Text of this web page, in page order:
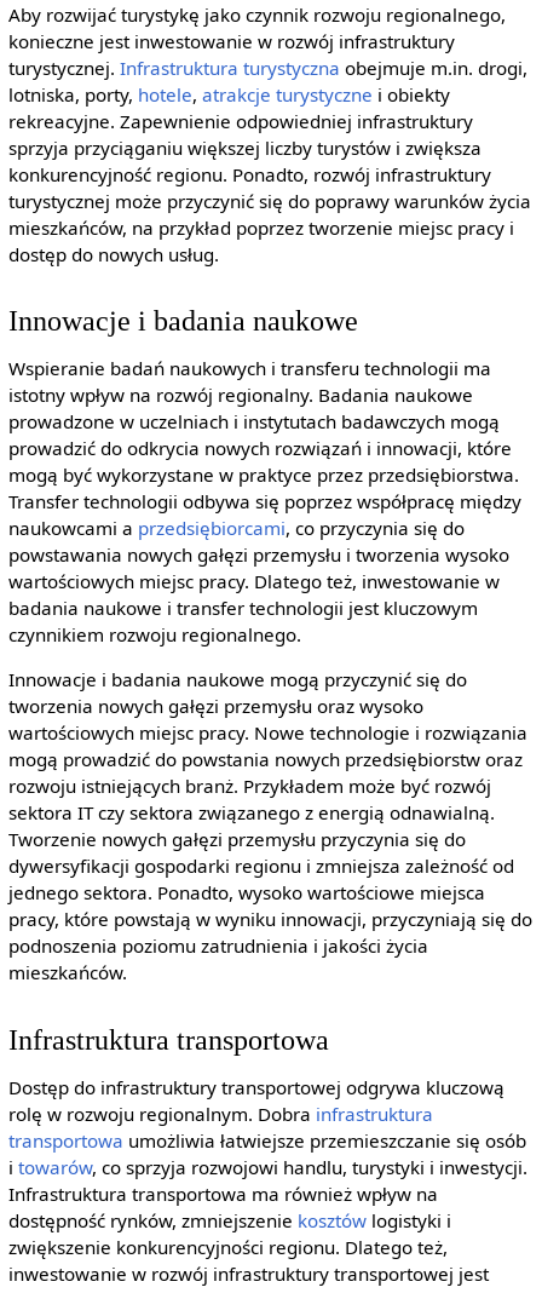
Aby rozwijać turystykę jako czynnik rozwoju regionalnego,
konieczne jest inwestowanie w rozwój infrastruktury
turystycznej. Infrastruktura turystyczna obejmuje m.in. drogi,
lotniska, porty, hotele, atrakcje turystyczne i obiekty
rekreacyjne. Zapewnienie odpowiedniej infrastruktury
sprzyja przyciąganiu większej liczby turystów i zwiększa
konkurencyjność regionu. Ponadto, rozwój infrastruktury
turystycznej może przyczynić się do poprawy warunków życia
mieszkańców, na przykład poprzez tworzenie miejsc pracy i
dostęp do nowych usług.
Innowacje i badania naukowe
Wspieranie badań naukowych i transferu technologii ma
istotny wpływ na rozwój regionalny. Badania naukowe
prowadzone w uczelniach i instytutach badawczych mogą
prowadzić do odkrycia nowych rozwiązań i innowacji, które
mogą być wykorzystane w praktyce przez przedsiębiorstwa.
Transfer technologii odbywa się poprzez współpracę między
naukowcami a przedsiębiorcami, co przyczynia się do
powstawania nowych gałęzi przemysłu i tworzenia wysoko
wartościowych miejsc pracy. Dlatego też, inwestowanie w
badania naukowe i transfer technologii jest kluczowym
czynnikiem rozwoju regionalnego.
Innowacje i badania naukowe mogą przyczynić się do
tworzenia nowych gałęzi przemysłu oraz wysoko
wartościowych miejsc pracy. Nowe technologie i rozwiązania
mogą prowadzić do powstania nowych przedsiębiorstw oraz
rozwoju istniejących branż. Przykładem może być rozwój
sektora IT czy sektora związanego z energią odnawialną.
Tworzenie nowych gałęzi przemysłu przyczynia się do
dywersyfikacji gospodarki regionu i zmniejsza zależność od
jednego sektora. Ponadto, wysoko wartościowe miejsca
pracy, które powstają w wyniku innowacji, przyczyniają się do
podnoszenia poziomu zatrudnienia i jakości życia
mieszkańców.
Infrastruktura transportowa
Dostęp do infrastruktury transportowej odgrywa kluczową
rolę w rozwoju regionalnym. Dobra infrastruktura
transportowa umożliwia łatwiejsze przemieszczanie się osób
i towarów, co sprzyja rozwojowi handlu, turystyki i inwestycji.
Infrastruktura transportowa ma również wpływ na
dostępność rynków, zmniejszenie kosztówlogistyki i
zwiększenie konkurencyjności regionu. Dlatego też,
inwestowanie w rozwój infrastruktury transportowej jest